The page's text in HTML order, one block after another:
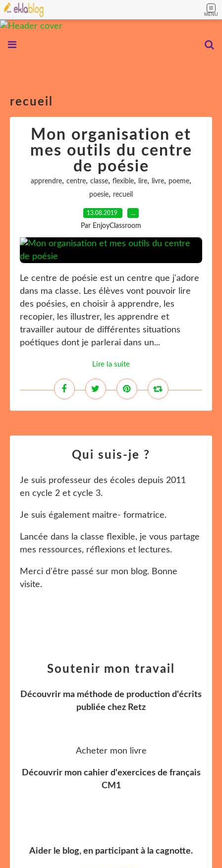
MENU
recueil
Mon organisation et
mes outils du centre
de poésie
apprendre, centre, classe, flexible, lire, livre, poeme,
poesie, recueil
13.08.2019 …
Par EnjoyClassroom
Le centre de poésie est un centre que j'adore
dans ma classe. Les élèves vont pouvoir lire
des poésies, en choisir à apprendre, les
recopier, les illustrer, les apprendre et
travailler autour de différentes situations
poétiques dont je parlerai dans un...
Lire la suite
Qui suis-je ?
Je suis professeur des écoles depuis 2011
en cycle 2 et cycle 3.
Je suis également maitre- formatrice.
Lancée dans la classe flexible, je vous partage
mes ressources, réflexions et lectures.
Merci d'être passé sur mon blog. Bonne
visite.
Soutenir mon travail
Découvrir ma méthode de production d'écrits
publiée chez Retz
Acheter mon livre
Découvrir mon cahier d'exercices de français
CM1
Aider le blog, en participant à la cagnotte.